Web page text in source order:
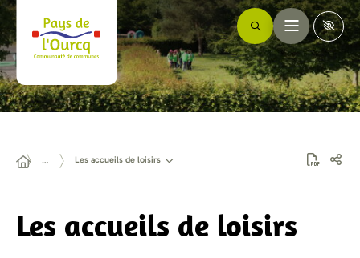
… Les accueils de loisirs
Les accueils de loisirs